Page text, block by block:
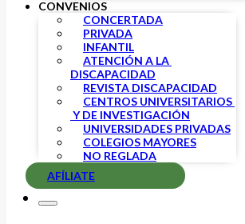
CONVENIOS
CONCERTADA
PRIVADA
INFANTIL
ATENCIÓN A LA
DISCAPACIDAD
REVISTA DISCAPACIDAD
CENTROS UNIVERSITARIOS
Y DE INVESTIGACIÓN
UNIVERSIDADES PRIVADAS
COLEGIOS MAYORES
NO REGLADA
AFÍLIATE